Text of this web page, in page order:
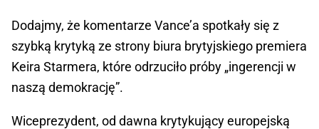
Dodajmy, że komentarze Vance’a spotkały się z
szybką krytyką ze strony biura brytyjskiego premiera
Keira Starmera, które odrzuciło próby „ingerencji w
naszą demokrację”.
Wiceprezydent, od dawna krytykujący europejską